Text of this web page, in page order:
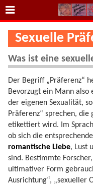
Sexuelle
Was ist eine
Der Begriff „Präferenz“
Bevorzugt ein Mann also
der eigenen Sexualität,
Präferenz“ sprechen,
etikettiert wird. Im
ob sich die
romantische Liebe, Lust
sind. Bestimmte
ultimativer Form
Ausrichtung“, „sexueller